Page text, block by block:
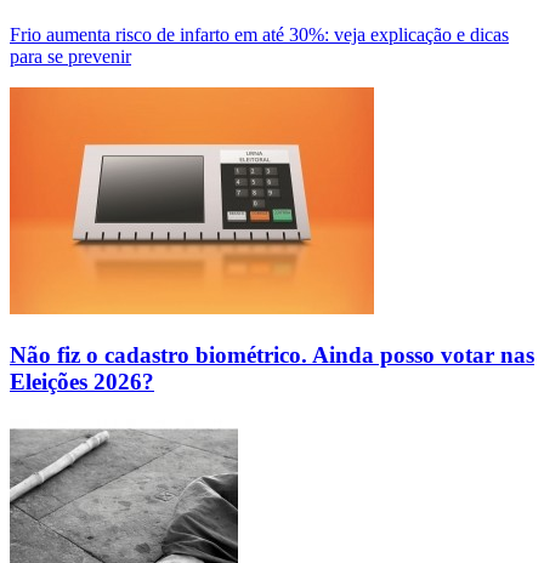
Frio aumenta risco de infarto em até 30%: veja explicação e dicas
para se prevenir
Não fiz o cadastro biométrico. Ainda posso votar nas
Eleições 2026?